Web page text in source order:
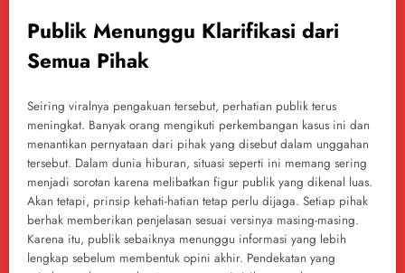
Publik Menunggu Klarifikasi dari
Semua Pihak
Seiring viralnya pengakuan tersebut, perhatian publik terus
meningkat. Banyak orang mengikuti perkembangan kasus ini dan
menantikan pernyataan dari pihak yang disebut dalam unggahan
tersebut. Dalam dunia hiburan, situasi seperti ini memang sering
menjadi sorotan karena melibatkan figur publik yang dikenal luas.
Akan tetapi, prinsip kehati-hatian tetap perlu dijaga. Setiap pihak
berhak memberikan penjelasan sesuai versinya masing-masing.
Karena itu, publik sebaiknya menunggu informasi yang lebih
lengkap sebelum membentuk opini akhir. Pendekatan yang